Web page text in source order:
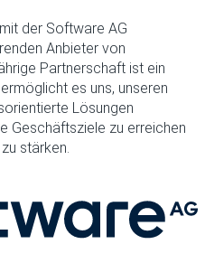
der Software AG
Anbieter von
Partnerschaft ist ein
es uns, unseren
Lösungen
Geschäftsziele zu erreichen
stärken.